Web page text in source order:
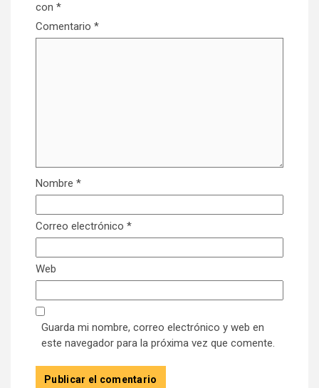
con *
Comentario *
Nombre *
Correo electrónico *
Web
Guarda mi nombre, correo electrónico y web en
este navegador para la próxima vez que comente.